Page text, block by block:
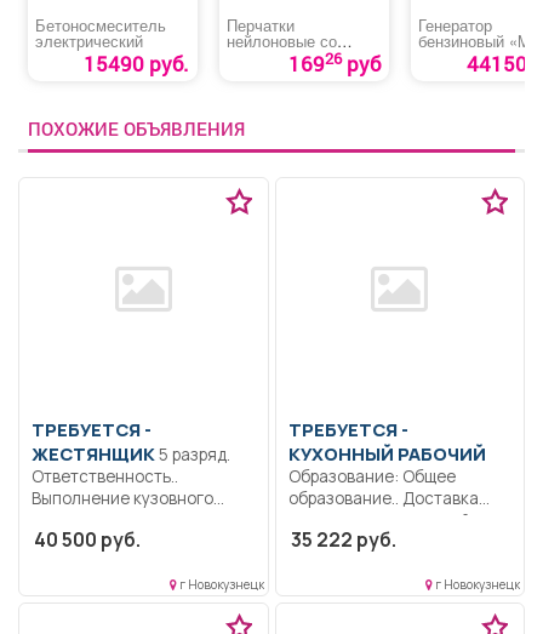
Бетоносмеситель
электрический
15490 руб.
Перчатки
нейлоновые со
вспененным
покрытием16926руб
Генератор
бензиновый
RS-7000E»44150
ПОХОЖИЕ ОБЪЯВЛЕНИЯ
ТРЕБУЕТСЯ -
ЖЕСТЯНЩИК
Ответственность..
Выполнение кузовного
контроль выполненных
40 500 руб.
г Новокузнецк
ТРЕБУЕТСЯ -
КУХОННЫЙ РАБОЧИЙ
Образование: Общее
образование.. Доставка
продуктов из кладовой на
пищеблок;...
35 222 руб.
г Новокузнецк